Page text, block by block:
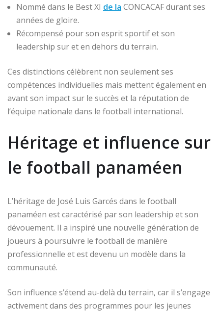
Nommé dans le Best XI de la CONCACAF durant ses
années de gloire.
Récompensé pour son esprit sportif et son
leadership sur et en dehors du terrain.
Ces distinctions célèbrent non seulement ses
compétences individuelles mais mettent également en
avant son impact sur le succès et la réputation de
l’équipe nationale dans le football international.
Héritage et influence sur
le football panaméen
L’héritage de José Luis Garcés dans le football
panaméen est caractérisé par son leadership et son
dévouement. Il a inspiré une nouvelle génération de
joueurs à poursuivre le football de manière
professionnelle et est devenu un modèle dans la
communauté.
Son influence s’étend au-delà du terrain, car il s’engage
activement dans des programmes pour les jeunes